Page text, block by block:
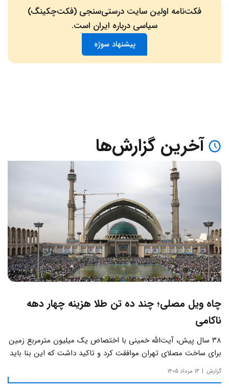
فکت‌نامه اولین سایت درستی‌سنجی (فکت‌چکینگ)
سیاسی درباره ایران است.
پیشنهاد سوژه
آخرین گزارش‌ها
چاه ویل مصلی؛ چند ده تن طلا هزینه چهار دهه
ناکامی
۳۸ سال پیش، آیت‌الله خمینی با اختصاص یک میلیون مترمربع زمین
برای ساخت مصلای تهران موافقت کرد و تاکید داشت که این بنا باید
به دور از زرق‌وبرق و یادآور سادگی مساجد صدر اسلام باشد.
گزارش ۱۴ مرداد ۱۴۰۵